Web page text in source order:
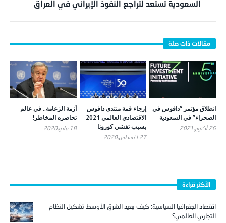
انطلاق مؤتمر “دافوس في
الصحراء” في السعودية
26 أكتوبر,2021
إرجاء قمة منتدى دافوس
الاقتصادي العالمي 2021
بسبب تفشي كورونا
27 أغسطس,2020
أزمة الزعامة.. في عالم
تحاصره المخاطر!
18 مايو,2020
التجاري العالمي؟
posted on 19/07/2026